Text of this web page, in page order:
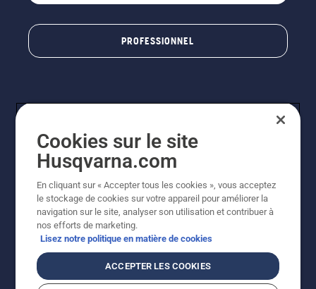
de la
à
quelques
arbre. La
d'huile
projetée
sur le
indique
que le
système
fonctionne.
PROFESSIONNEL
© Husqvarna AB (publ). Tous droits réservés. Les prix
indiqués sont à titre indicatif de Husqvarna Schweiz AG
aux revendeurs participants, prix en CHF, TVA 8,1 % et
TAR incluses. Sous réserve de modification. Tous les
prix indiqués sont des prix de vente recommandés (TVA
incluse), sauf si le produit est disponible pour un achat
Cookies sur le site
Husqvarna.com
En cliquant sur « Accepter tous les cookies », vous acceptez
le stockage de cookies sur votre appareil pour améliorer la
navigation sur le site, analyser son utilisation et contribuer à
nos efforts de marketing.
Lisez notre politique en matière de cookies
ACCEPTER LES COOKIES